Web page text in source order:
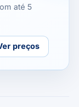
até 5
preços